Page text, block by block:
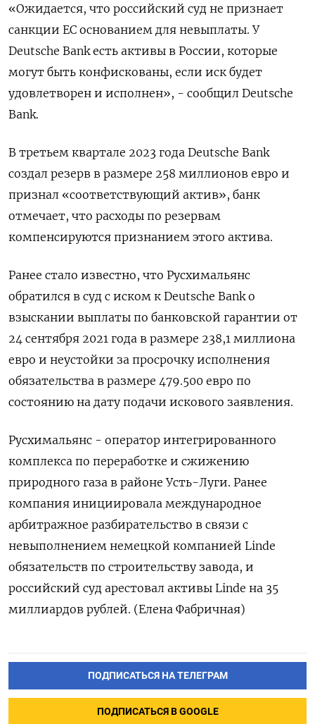
«Ожидается, что российский суд не признает
санкции ЕС основанием для невыплаты. У
Deutsche Bank есть активы в России, которые
могут быть конфискованы, если иск будет
удовлетворен и исполнен», - сообщил Deutsche
Bank.
В третьем квартале 2023 года Deutsche Bank
создал резерв в размере 258 миллионов евро и
признал «соответствующий актив», банк
отмечает, что расходы по резервам
компенсируются признанием этого актива.
Ранее стало известно, что Русхимальянс
обратился в суд с иском к Deutsche Bank о
взыскании выплаты по банковской гарантии от
24 сентября 2021 года в размере 238,1 миллиона
евро и неустойки за просрочку исполнения
обязательства в размере 479.500 евро по
состоянию на дату подачи искового заявления.
Русхимальянс - оператор интегрированного
комплекса по переработке и сжижению
природного газа в районе Усть-Луги. Ранее
компания инициировала международное
арбитражное разбирательство в связи с
невыполнением немецкой компанией Linde
обязательств по строительству завода, и
российский суд арестовал активы Linde на 35
миллиардов рублей. (Елена Фабричная)
ПОДПИСАТЬСЯ НА ТЕЛЕГРАМ
ПОДПИСАТЬСЯ В GOOGLE